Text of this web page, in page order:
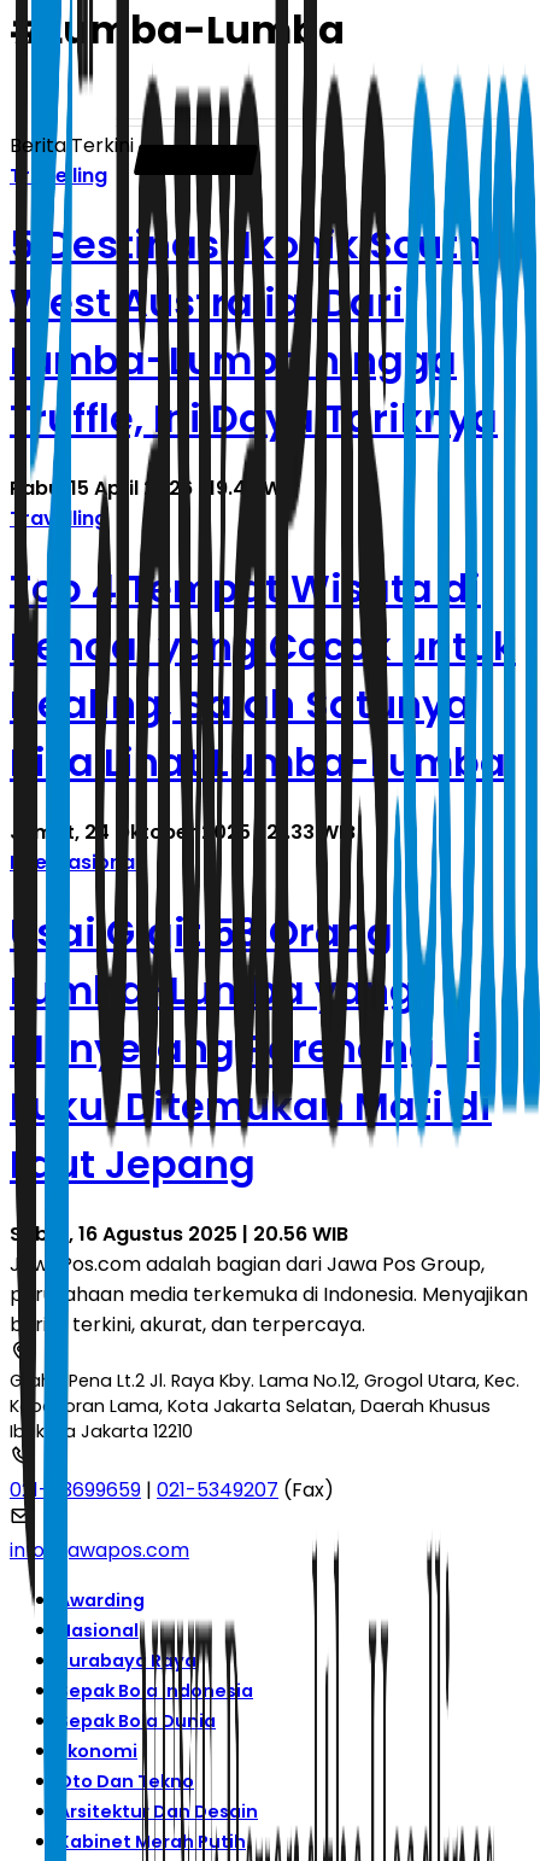
# Lumba-Lumba
Berita Terkini
Travelling
5 Destinasi Ikonik South
West Australia, Dari
Lumba-Lumba hingga
Truffle, Ini Daya Tariknya
Rabu, 15 April 2026 | 19.43 WIB
Travelling
Top 4 Tempat Wisata di
Kendal yang Cocok untuk
Healing, Salah Satunya
Bisa Lihat Lumba-Lumba
Jumat, 24 Oktober 2025 | 21.33 WIB
Internasional
Usai Gigit 53 Orang,
Lumba-Lumba yang
Menyerang Perenang di
Fukui Ditemukan Mati di
Laut Jepang
Sabtu, 16 Agustus 2025 | 20.56 WIB
JawaPos.com adalah bagian dari Jawa Pos Group,
perusahaan media terkemuka di Indonesia. Menyajikan
berita terkini, akurat, dan terpercaya.
Graha Pena Lt.2 Jl. Raya Kby. Lama No.12, Grogol Utara, Kec.
Kebayoran Lama, Kota Jakarta Selatan, Daerah Khusus
Ibukota Jakarta 12210
021-53699659 | 021-5349207 (Fax)
info@jawapos.com
Awarding
Nasional
Surabaya Raya
Sepak Bola Indonesia
Sepak Bola Dunia
Ekonomi
Oto Dan Tekno
Arsitektur Dan Desain
Kabinet Merah Putih